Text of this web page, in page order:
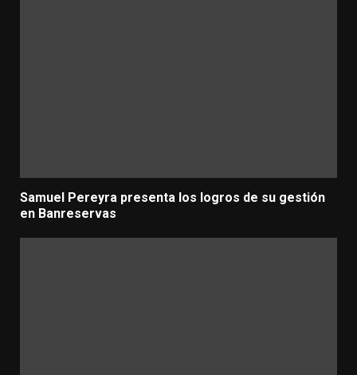
Samuel Pereyra presenta los logros de su gestión
en Banreservas